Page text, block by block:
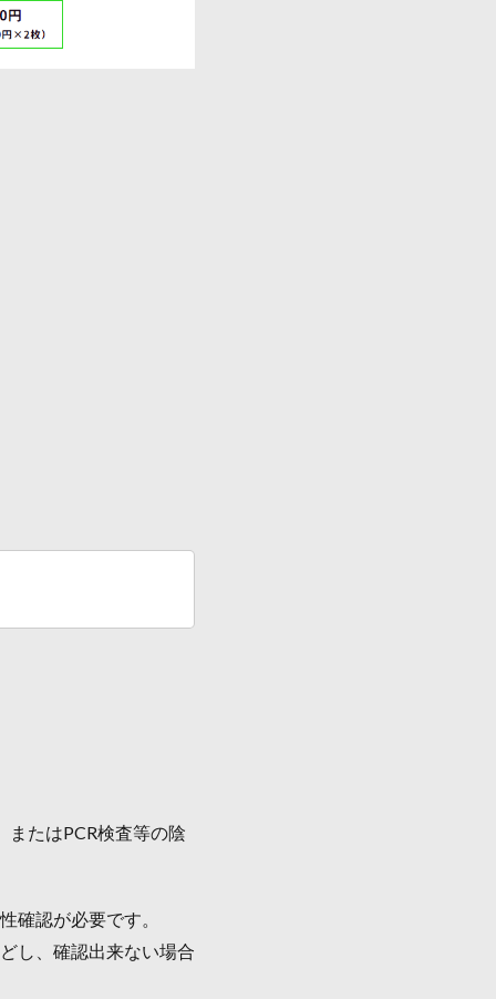
たはPCR検査等の陰
確認が必要です。
し、確認出来ない場合